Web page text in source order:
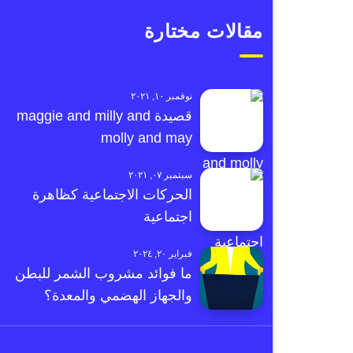
مقالات مختارة
نوفمبر ١٠, ٢٠٢١
قصيدة maggie and milly and
molly and may
سبتمبر ٠٧, ٢٠٢١
الحركات الاجتماعية كظاهرة
اجتماعية
فبراير ٢٠, ٢٠٢٤
ما فوائد مشروب الشمر للبطن
والجهاز الهضمي والمعدة؟